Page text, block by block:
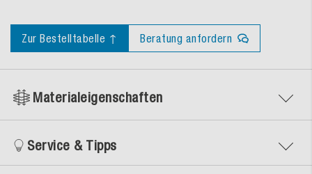
Zur Bestelltabelle ↑ Beratung anfordern
Materialeigenschaften
Service & Tipps